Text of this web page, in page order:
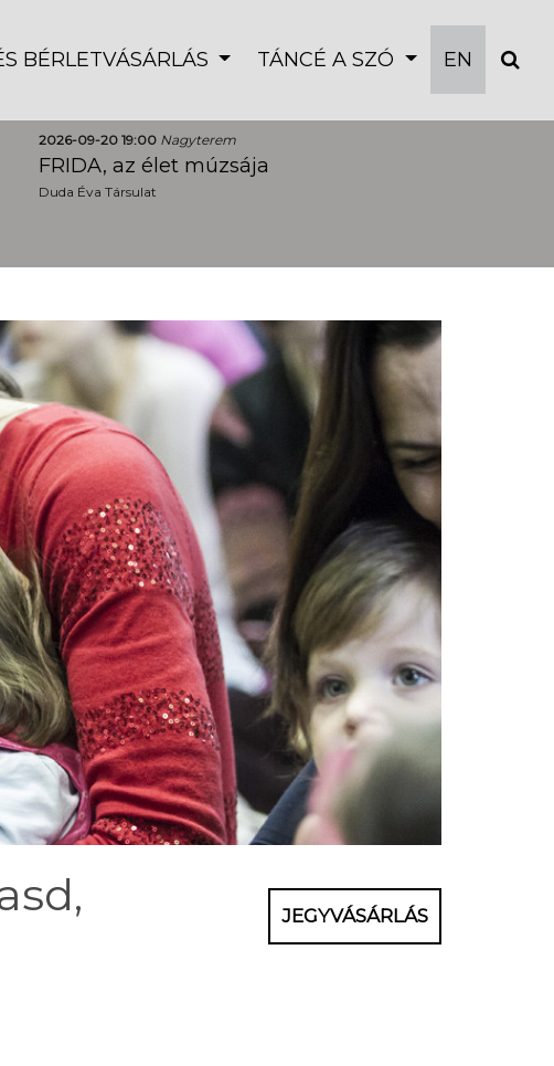
BÉRLETVÁSÁRLÁS TÁNCÉ A SZÓ EN
2026-09-20 19:00 Nagyterem
FRIDA, az élet múzsája
Duda Éva Társulat
JEGYVÁSÁRLÁS